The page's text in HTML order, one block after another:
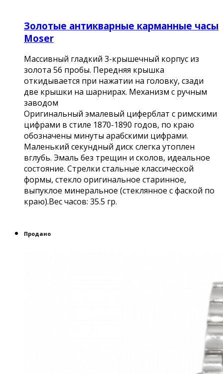
Золотые антикварные карманные часы
Moser
Массивный гладкий 3-крышечный корпус из
золота 56 пробы. Передняя крышка
откидывается при нажатии на головку, сзади
две крышки на шарнирах. Механизм с ручным
заводом
Оригинальный эмалевый циферблат с римскими
цифрами в стиле 1870-1890 годов, по краю
обозначены минуты арабскими цифрами.
Маленький секундный диск слегка утоплен
вглубь. Эмаль без трещин и сколов, идеальное
состояние. Стрелки стальные классической
формы, стекло оригинальное старинное,
выпуклое минеральное (стеклянное с фаской по
краю).Вес часов: 35.5 гр.
Продано